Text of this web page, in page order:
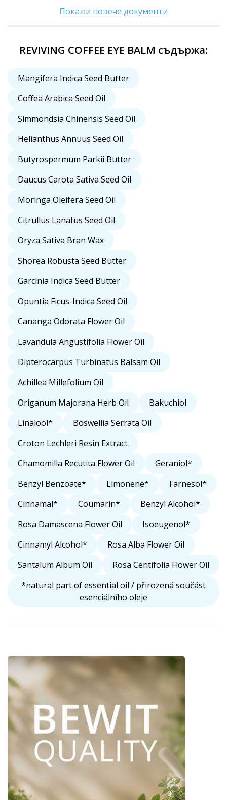
Покажи повече документи
REVIVING COFFEE EYE BALM съдържа:
Mangifera Indica Seed Butter
Coffea Arabica Seed Oil
Simmondsia Chinensis Seed Oil
Helianthus Annuus Seed Oil
Butyrospermum Parkii Butter
Daucus Carota Sativa Seed Oil
Moringa Oleifera Seed Oil
Citrullus Lanatus Seed Oil
Oryza Sativa Bran Wax
Shorea Robusta Seed Butter
Garcinia Indica Seed Butter
Opuntia Ficus-Indica Seed Oil
Cananga Odorata Flower Oil
Lavandula Angustifolia Flower Oil
Dipterocarpus Turbinatus Balsam Oil
Achillea Millefolium Oil
Origanum Majorana Herb Oil
Bakuchiol
Linalool*
Boswellia Serrata Oil
Croton Lechleri Resin Extract
Chamomilla Recutita Flower Oil
Geraniol*
Benzyl Benzoate*
Limonene*
Farnesol*
Cinnamal*
Coumarin*
Benzyl Alcohol*
Rosa Damascena Flower Oil
Isoeugenol*
Cinnamyl Alcohol*
Rosa Alba Flower Oil
Santalum Album Oil
Rosa Centifolia Flower Oil
*natural part of essential oil / přirozená součást
esenciálního oleje